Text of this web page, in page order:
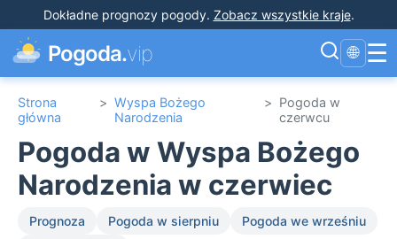
Dokładne prognozy pogody. Zobacz wszystkie kraje.
Pogoda.vip 🌐 ☰
Strona
główna
> Wyspa Bożego
Narodzenia
> Pogoda w
czerwcu
Pogoda w Wyspa Bożego
Narodzenia w czerwiec
Prognoza Pogoda w sierpniu
Pogoda we wrześniu